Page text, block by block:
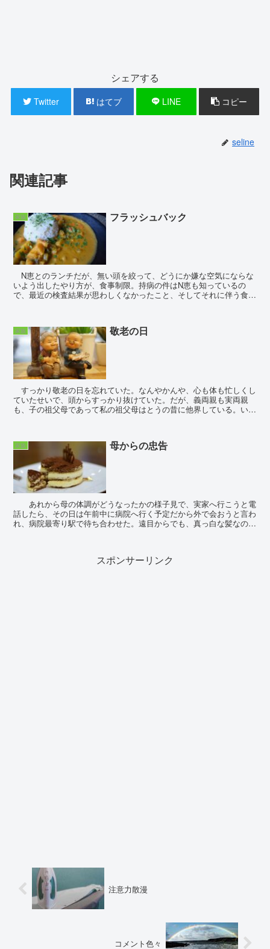
シェアする
Twitter はてブ LINE コピー
seline
関連記事
家族 フラッシュバック
N恵とのランチだが、無い頭を絞って、どうにか嫌な空気にならな
いよう出したやり方が、食事制限。持病の件はN恵も知っているの
で、最近の検査結果が思わしくなかったこと、そしてそれに伴う食事
家族 敬老の日
すっかり敬老の日を忘れていた。なんやかんや、心も体も忙しくし
ていたせいで、頭からすっかり抜けていた。だが、義両親も実両親
も、子の祖父母であって私の祖父母はとうの昔に他界している。いつ
家族 母からの忠告
あれから母の体調がどうなったかの様子見で、実家へ行こうと電
話したら、その日は午前中に病院へ行く予定だから外で会おうと言わ
れ、病院最寄り駅で待ち合わせた。遠目からでも、真っ白な髪なので
スポンサーリンク
注意力散漫
コメント色々